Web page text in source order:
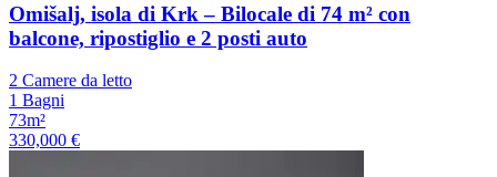
Omišalj, isola di Krk – Bilocale di 74 m² con
balcone, ripostiglio e 2 posti auto
2 Camere da letto
1 Bagni
73m²
330,000 €